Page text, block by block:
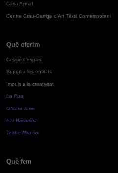
Casa Aymat
Centre Grau-Garriga d'Art Tèxtil Contemporani
Què oferim
Cessió d'espais
Suport a les entitats
Impuls a la creativitat
La Pua
Oficina Jove
Bar Bocamoll
Teatre Mira-sol
Què fem